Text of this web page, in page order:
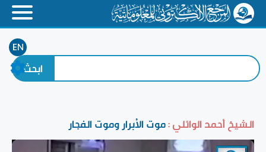
EN
الشيخ أحمد الوائلي :موت الأبرار وموت الفجار